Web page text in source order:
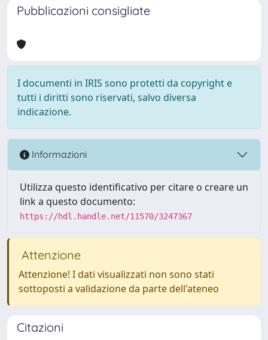
Pubblicazioni consigliate
I documenti in IRIS sono protetti da copyright e
tutti i diritti sono riservati, salvo diversa
indicazione.
Informazioni
Utilizza questo identificativo per citare o creare un
link a questo documento:
https://hdl.handle.net/11570/3247367
Attenzione
Attenzione! I dati visualizzati non sono stati
sottoposti a validazione da parte dell'ateneo
Citazioni